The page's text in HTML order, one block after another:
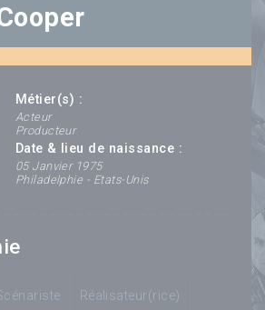
Métier(s) :
Acteur
Producteur
Date & lieu de naissance :
05 Janvier 1975
Philadelphie - Etats-Unis
Réalisateur(rice)